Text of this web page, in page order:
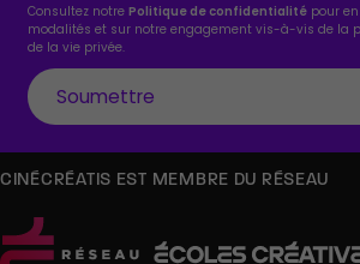
Consultez notrePolitique de confidentialité pour
modalités et sur notre engagement vis-à-vis de la
de la vie privée.
CINÉCRÉATIS EST MEMBRE DU RÉSEAU